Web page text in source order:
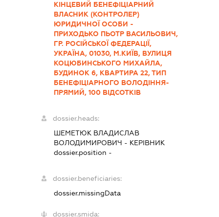
КІНЦЕВИЙ БЕНЕФІЦІАРНИЙ
ВЛАСНИК (КОНТРОЛЕР)
ЮРИДИЧНОЇ ОСОБИ -
ПРИХОДЬКО ПЬОТР ВАСИЛЬОВИЧ,
ГР. РОСІЙСЬКОЇ ФЕДЕРАЦІЇ,
УКРАЇНА, 01030, М.КИЇВ, ВУЛИЦЯ
КОЦЮБИНСЬКОГО МИХАЙЛА,
БУДИНОК 6, КВАРТИРА 22, ТИП
БЕНЕФІЦІАРНОГО ВОЛОДІННЯ-
ПРЯМИЙ, 100 ВІДСОТКІВ
dossier.heads:
ШЕМЕТЮК ВЛАДИСЛАВ
ВОЛОДИМИРОВИЧ - КЕРІВНИК
dossier.position -
dossier.beneficiaries:
dossier.missingData
dossier.smida: